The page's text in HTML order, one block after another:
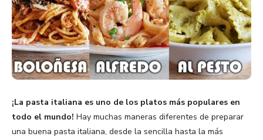
¡La pasta italiana es uno de los platos más populares en
todo el mundo! Hay muchas maneras diferentes de preparar
una buena pasta italiana, desde la sencilla hasta la más